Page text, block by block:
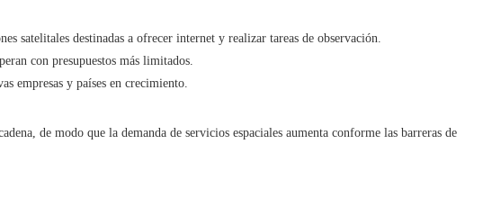
satelitales destinadas a ofrecer internet y realizar tareas de observación.
con presupuestos más limitados.
empresas y países en crecimiento.
de modo que la demanda de servicios espaciales aumenta conforme las barreras de